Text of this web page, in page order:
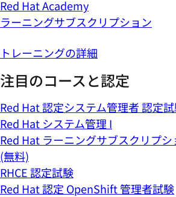
Red Hat Academy
ラーニングサブスクリプション
トレーニングの詳細
注目のコースと認定
Red Hat 認定システム管理者 認定
Red Hat システム管理 I
Red Hat ラーニングサブスクリプ
(無料)
RHCE 認定試験
Red Hat 認定 OpenShift 管理者試験